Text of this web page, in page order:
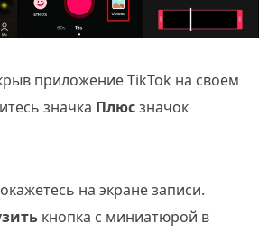
приложение TikTok на своем
значка Плюсзначок
на экране записи.
кнопка с миниатюрой в